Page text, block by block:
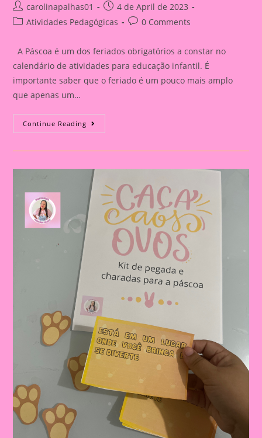
Post
author:
carolinapalhas01
Post
published:
4 de April de 2023
PostAtividades Pedagógicas
Post0 Comments
A Páscoa é um dos feriados obrigatórios a constar no
calendário de atividades para educação infantil. É
importante saber que o feriado é um pouco mais amplo
que apenas um…
Continue Reading Atividade
Páscoa